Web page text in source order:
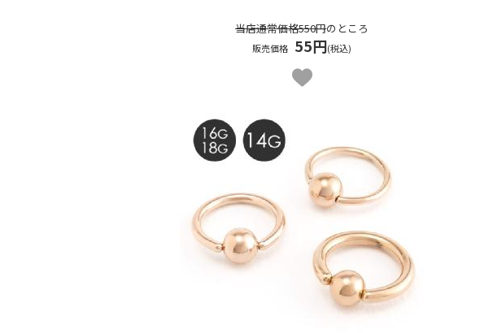
当店通常価格550円のところ
販売価格 55円(税込)